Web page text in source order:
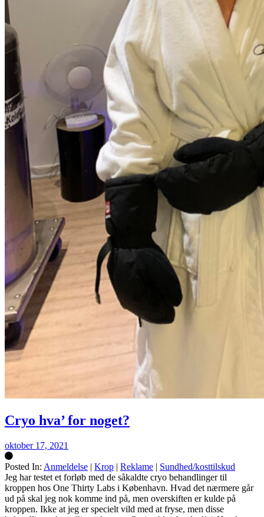
Cryo hva’ for noget?
oktober 17, 2021
Posted In: Anmeldelse | Krop | Reklame | Sundhed/kosttilskud
Silke
Jeg har testet et forløb med de såkaldte cryo behandlinger til
kroppen hos One Thirty Labs i København. Hvad det nærmere går
ud på skal jeg nok komme ind på, men overskiften er kulde på
kroppen. Ikke at jeg er specielt vild med at fryse, men disse